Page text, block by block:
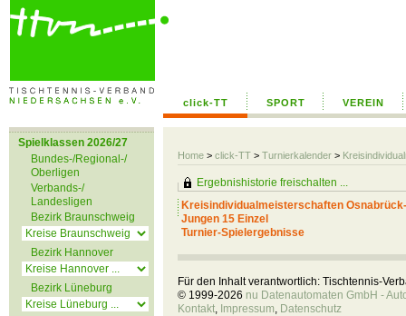
click-TT SPORT VEREIN
Home > click-TT > Turnierkalender >
Spielklassen 2026/27
Bundes-/Regional-/
Oberligen
Verbands-/
Landesligen
Bezirk Braunschweig
Bezirk Hannover
Bezirk Lüneburg
Ergebnishistorie freischalten ...
Kreisindividualmeisterschaften
Jungen 15 Einzel
Turnier-Spielergebnisse
Für den Inhalt verantwortlich: Tischtennis-
© 1999-2026 nu Datenautomaten GmbH -
Kontakt, Impressum, Datenschutz